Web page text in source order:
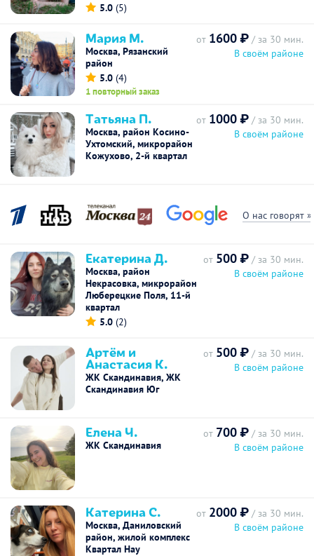
5.0 (5)
Мария М.
Москва, Рязанский
район
5.0 (4)
1 повторный заказ
от 1600 ₽ / за 30 мин.
В своём районе
Tатьяна П.
Москва, район Косино-
Ухтомский, микрорайон
Кожухово, 2-й квартал
от 1000 ₽ / за 30 мин.
В своём районе
О нас говорят »
Екатерина Д.
Москва, район
Некрасовка, микрорайон
Люберецкие Поля, 11-й
квартал
5.0 (2)
от 500 ₽ / за 30 мин.
В своём районе
Артём и
Анастасия К.
ЖК Скандинавия, ЖК
Скандинавия Юг
от 500 ₽ / за 30 мин.
В своём районе
Елена Ч.
ЖК Скандинавия
от 700 ₽ / за 30 мин.
В своём районе
Катерина С.
Москва, Даниловский
район, жилой комплекс
Квартал Нау
от 2000 ₽ / за 30 мин.
В своём районе